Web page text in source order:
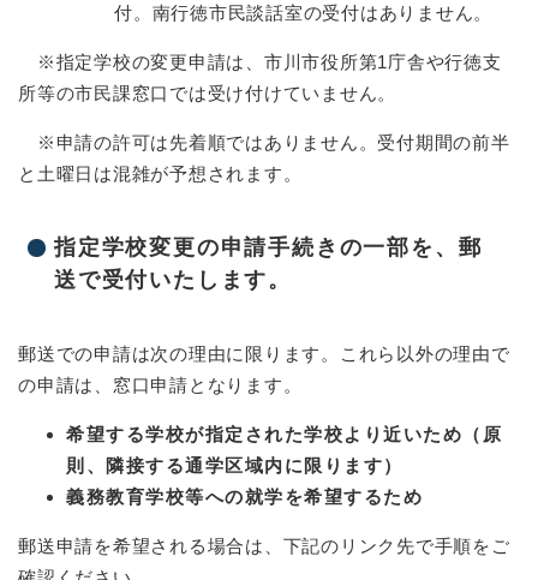
付。南行徳市民談話室の受付はありません。
※指定学校の変更申請は、市川市役所第1庁舎や行徳支
所等の市民課窓口では受け付けていません。
※申請の許可は先着順ではありません。受付期間の前半
と土曜日は混雑が予想されます。
指定学校変更の申請手続きの一部を、郵
送で受付いたします。
郵送での申請は次の理由に限ります。これら以外の理由で
の申請は、窓口申請となります。
希望する学校が指定された学校より近いため（原
則、隣接する通学区域内に限ります）
義務教育学校等への就学を希望するため
郵送申請を希望される場合は、下記のリンク先で手順をご